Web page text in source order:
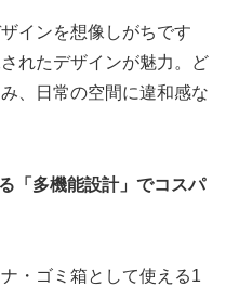
インを想像しがちです
れたデザインが魅力。ど
、日常の空間に違和感な
「多機能設計」でコスパ
・ゴミ箱として使える1